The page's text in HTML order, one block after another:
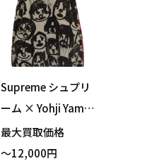
Supreme シュプリ
ーム × Yohji Yama
moto ヨウジヤマ
モト Hooded Swea
最大買取価格
～12,000円